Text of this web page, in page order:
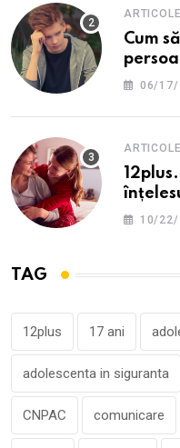
ARTICOLE
Cum
06/17/
ARTICOLE
10/22/
TAG
12plus 17 ani
adolescenta in siguranta
CNPAC comunicare